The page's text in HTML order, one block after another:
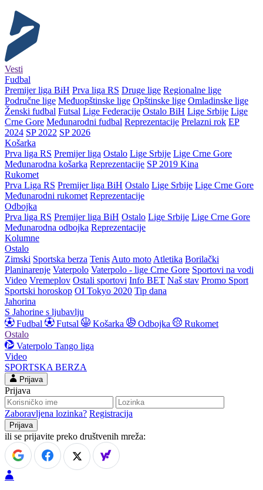
Vesti
Fudbal
Premijer liga BiH Prva liga RS Druge lige Regionalne lige
Područne lige Međuopštinske lige Opštinske lige Omladinske lige
Ženski fudbal Futsal Lige Federacije Ostalo BiH Lige Srbije Lige
Crne Gore Međunarodni fudbal Reprezentacije Prelazni rok EP
2024 SP 2022 SP 2026
Košarka
Prva liga RS Premijer liga Ostalo Lige Srbije Lige Crne Gore
Međunarodna košarka Reprezentacije SP 2019 Kina
Rukomet
Prva Liga RS Premijer liga BiH Ostalo Lige Srbije Lige Crne Gore
Međunarodni rukomet Reprezentacije
Odbojka
Prva liga RS Premijer liga BiH Ostalo Lige Srbije Lige Crne Gore
Međunarodna odbojka Reprezentacije
Kolumne
Ostalo
Zimski Sportska berza Tenis Auto moto Atletika Borilački
Planinarenje Vaterpolo Vaterpolo - lige Crne Gore Sportovi na vodi
Video Vremeplov Ostali sportovi Info BET Naš stav Promo Sport
Sportski horoskop OI Tokyo 2020 Tip dana
Jahorina
S Jahorine s ljubavlju
Fudbal
Futsal Košarka Odbojka
Rukomet
Ostalo
Vaterpolo Tango liga
Video
SPORTSKA BERZA
Prijava
Prijava
Zaboravljena lozinka? Registracija
ili se prijavite preko društvenih mreža: